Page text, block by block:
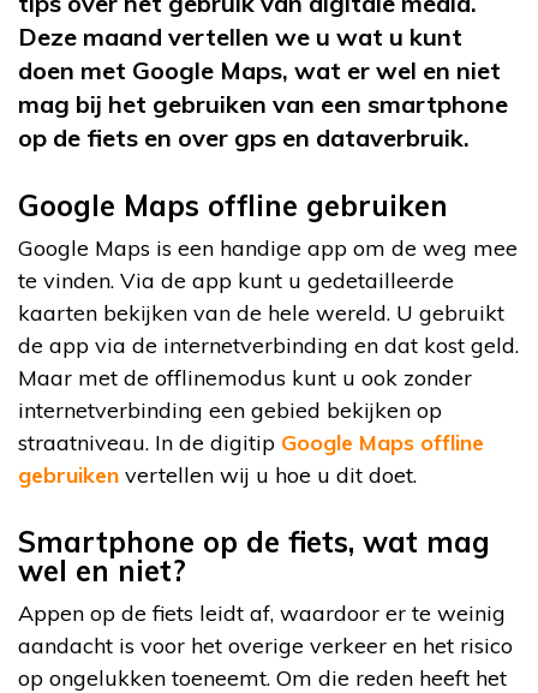
Deze maand vertellen we u wat u kunt
doen met Google Maps, wat er wel en niet
mag bij het gebruiken van een smartphone
op de fiets en over gps en dataverbruik.
Google Maps offline gebruiken
Google Maps is een handige app om de weg mee
te vinden. Via de app kunt u gedetailleerde
kaarten bekijken van de hele wereld. U gebruikt
de app via de internetverbinding en dat kost geld.
Maar met de offlinemodus kunt u ook zonder
internetverbinding een gebied bekijken op
straatniveau. In de digitip Google Maps offline
gebruiken vertellen wij u hoe u dit doet.
Smartphone op de fiets, wat mag
wel en niet?
Appen op de fiets leidt af, waardoor er te weinig
aandacht is voor het overige verkeer en het risico
op ongelukken toeneemt. Om die reden heeft het